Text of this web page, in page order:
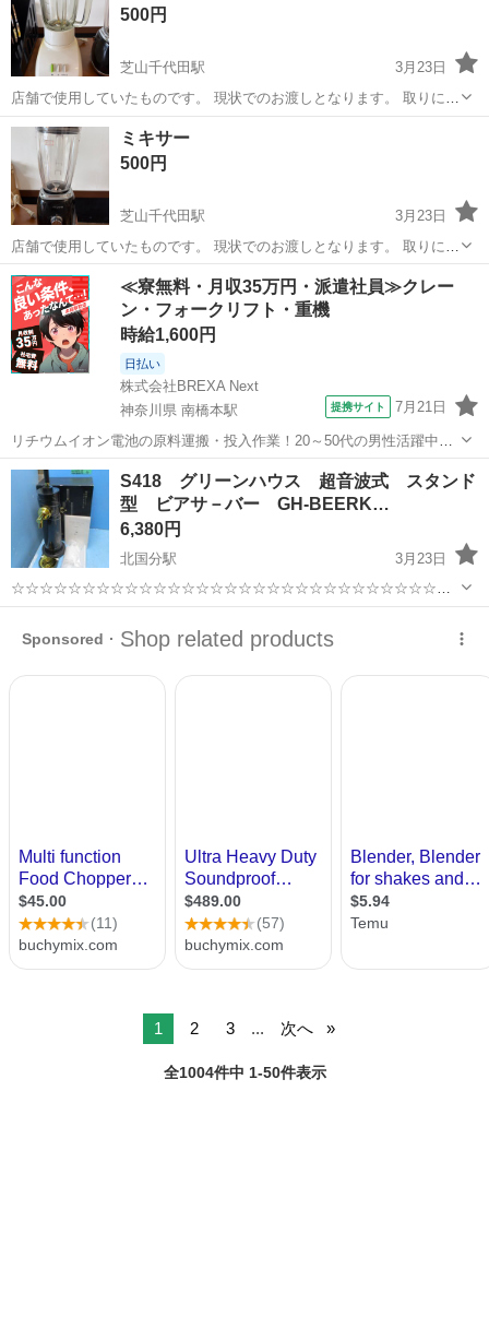
くる...
マルチスティックブレンダー
500円
芝山千代田駅
3月23日
店舗で使用していたものです。 現状でのお渡しとなります。 取りに来
ていただける方のみ、よろしくお願いいたします。
千葉 香取郡 芝山千代田駅
ミキサー
500円
芝山千代田駅
3月23日
店舗で使用していたものです。 現状でのお渡しとなります。 取りに来
ていただける方のみ、よろしくお願いいたします。
千葉 香取郡 芝山千代田駅 キッチン家電 ミキサー
≪寮無料・月収35万円・派遣社員≫クレー
ン・フォークリフト・重機
時給1,600円
日払い
株式会社BREXA Next
神奈川県 南橋本駅
提携サイト 7月21日
リチウムイオン電池の原料運搬・投入作業！20～50代の男性活躍中★
ワンルーム寮完備！赴任旅費会社負担！年間休日130日★フォークリフ
ト免許お持ちの方、活躍中！就業先食堂利用可★《神奈川県相模原
市》 人気の工場のお仕事 ◇電...
神奈川 相模原市 南橋本駅 その他
S418 グリーンハウス 超音波式 スタンド
型 ビアサ－バー GH-BEERK…
6,380円
北国分駅
3月23日
☆☆☆☆☆☆☆☆☆☆☆☆☆☆☆☆☆☆☆☆☆☆☆☆☆☆☆☆☆☆☆
☆☆☆☆ 2026年1月25日（日曜日）新規グランドオープン！！ 松戸市
大橋、ダイソー松戸大橋店すぐ横に リサイクルショップ「リサイくる
1 2 3 ... 次へ
全1004件中 1-50件表示